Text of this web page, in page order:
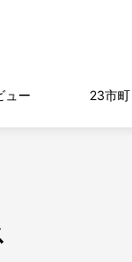
ュー 23市町